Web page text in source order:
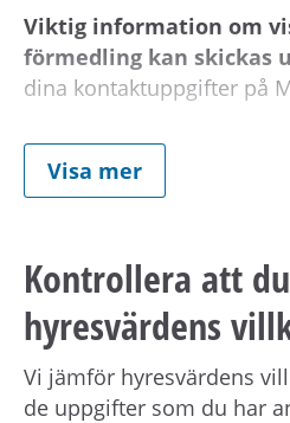
Viktig information om
förmedling kan skickas
dina kontaktuppgifter på
Om hyresvärden har
hushållsmedlemmar
medboende och
Observera att om
en helgdag eller en röd
nästkommande vardag.
Visa mer
Kontrollera att
hyresvärdens
Vi jämför hyresvärdens
de uppgifter som du har